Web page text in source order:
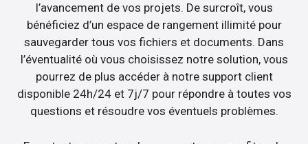
l’avancement de vos projets. De surcroît, vous
bénéficiez d’un espace de rangement illimité pour
sauvegarder tous vos fichiers et documents. Dans
l’éventualité où vous choisissez notre solution, vous
pourrez de plus accéder à notre support client
disponible 24h/24 et 7j/7 pour répondre à toutes vos
questions et résoudre vos éventuels problèmes.